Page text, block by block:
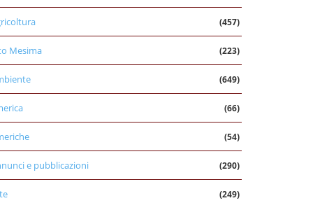
(457)
Mesima (223)
(649)
(66)
(54)
e pubblicazioni (290)
(249)